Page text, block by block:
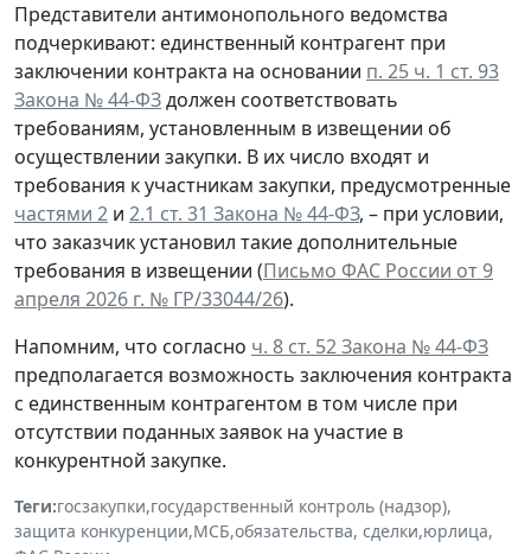
Представители антимонопольного ведомства
подчеркивают: единственный контрагент при
заключении контракта на основании п. 25 ч. 1 ст. 93
Закона № 44-ФЗдолжен соответствовать
требованиям, установленным в извещении об
осуществлении закупки. В их число входят и
требования к участникам закупки, предусмотренные
частями 2 и 2.1 ст. 31 Закона № 44-ФЗ, – при условии,
что заказчик установил такие дополнительные
требования в извещении (Письмо ФАС России от 9
апреля 2026 г. № ГР/33044/26).
Напомним, что согласно ч. 8 ст. 52 Закона № 44-ФЗ
предполагается возможность заключения контракта
с единственным контрагентом в том числе при
отсутствии поданных заявок на участие в
конкурентной закупке.
Теги:госзакупки,государственный контроль (надзор),
защита конкуренции,МСБ,обязательства, сделки,юрлица,